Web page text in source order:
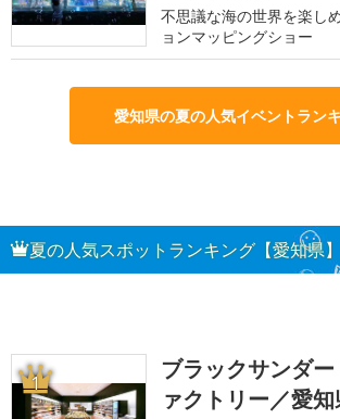
不思議な海の世界を楽し
ョンマッピングショー
愛知県の夏の人気イベントラン
夏の人気スポットランキング【愛知県】
1
ブラックサンダ
ァクトリー／愛